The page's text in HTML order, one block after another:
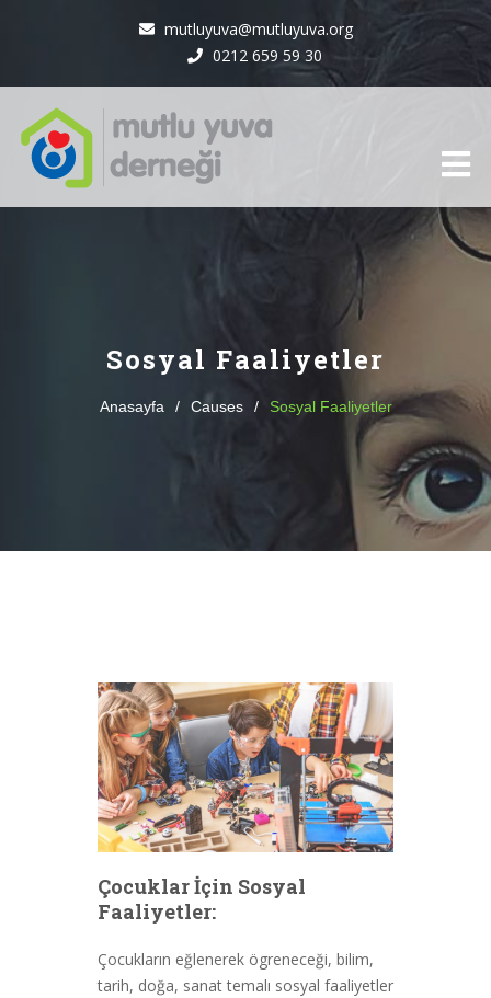
mutluyuva@mutluyuva.org
0212 659 59 30
Sosyal Faaliyetler
Anasayfa / Causes / Sosyal Faaliyetler
Çocuklar İçin Sosyal
Faaliyetler:
Çocukların eğlenerek ögreneceği, bilim,
tarih, doğa, sanat temalı sosyal faaliyetler